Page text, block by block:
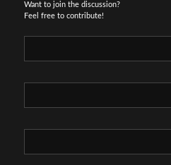
Want to join the discussion?
Feel free to contribute!